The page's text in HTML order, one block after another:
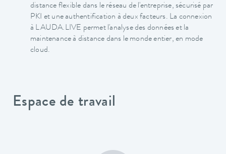
distance flexible dans le réseau de l'entreprise, sécurisé par
PKI et une authentification à deux facteurs. La connexion
à LAUDA.LIVE permet l'analyse des données et la
maintenance à distance dans le monde entier, en mode
cloud.
Espace de travail